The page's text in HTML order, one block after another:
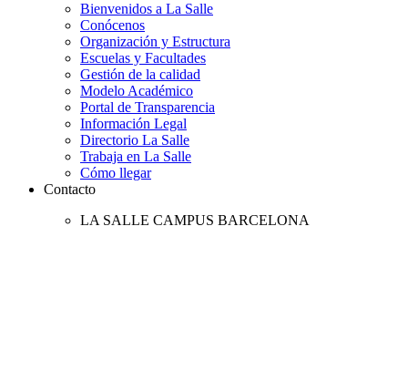
Bienvenidos a La Salle
Conócenos
Organización y Estructura
Escuelas y Facultades
Gestión de la calidad
Modelo Académico
Portal de Transparencia
Información Legal
Directorio La Salle
Trabaja en La Salle
Cómo llegar
Contacto
LA SALLE CAMPUS BARCELONA